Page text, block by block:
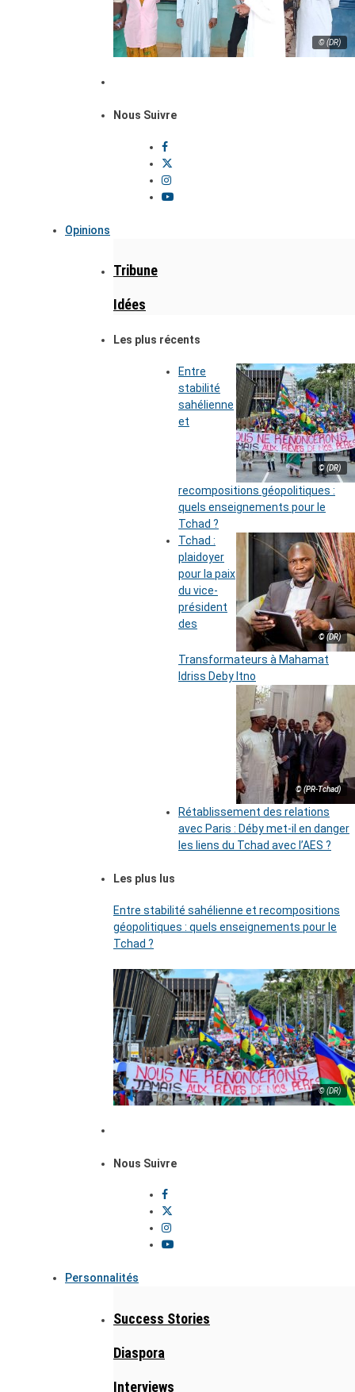
© (DR)
Nous Suivre
Opinions
Tribune
Idées
Les plus récents
© (DR)
Entre
stabilité
sahélienne
et
recompositions géopolitiques :
quels enseignements pour le
Tchad ?
© (DR)
Tchad :
plaidoyer
pour la paix
du vice-
président
des
Transformateurs à Mahamat
Idriss Deby Itno
© (PR-Tchad)
Rétablissement des relations
avec Paris : Déby met-il en danger
les liens du Tchad avec l’AES ?
Les plus lus
Entre stabilité sahélienne et recompositions
géopolitiques : quels enseignements pour le
Tchad ?
© (DR)
Nous Suivre
Personnalités
Success Stories
Diaspora
Interviews